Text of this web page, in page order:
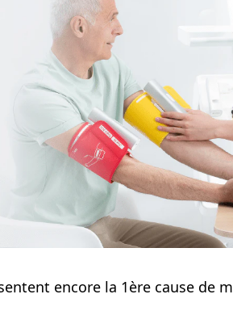
encore la 1ère cause de